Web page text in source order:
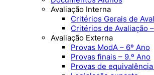
Avaliação Interna
Critérios Gerais de
Critérios de Avaliação
Avaliação Externa
Provas ModA – 6º Ano
Provas finais – 9.º Ano
Provas de